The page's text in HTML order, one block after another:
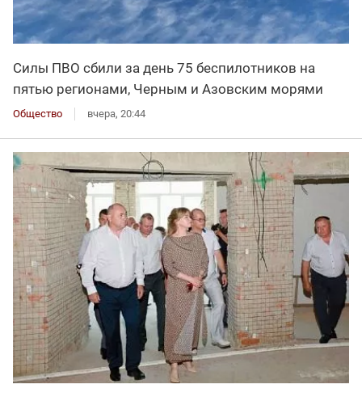
Силы ПВО сбили за день 75 беспилотников на
пятью регионами, Черным и Азовским морями
Общество вчера, 20:44